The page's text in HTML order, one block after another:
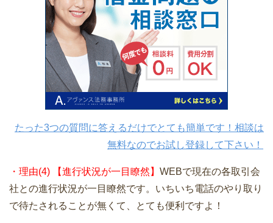
たった3つの質問に答えるだけでとても簡単です！相談は
無料なのでお試し登録して下さい！
・理由(4) 【進行状況が一目瞭然】 WEBで現在の各取引会
社との進行状況が一目瞭然です。いちいち電話のやり取り
で待たされることが無くて、とても便利ですよ！